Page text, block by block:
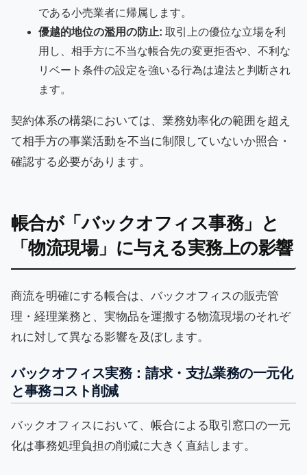
である小売業者に帰属します。
優越的地位の濫用の防止: 取引上の優位な立場を利
用し、相手方に不当な帳合先の変更拒否や、不利な
リベート条件の設定を強いる行為は違法と判断され
ます。
契約体系の構築においては、業務効率化の範囲を超え
て相手方の事業活動を不当に制限していないか照合・
確認する必要があります。
帳合が「バックオフィス事務」と
「物流現場」に与える実務上の影響
商流を明確にする帳合は、バックオフィスの販売管
理・経理業務と、実物品を運搬する物流現場のそれぞ
れに対して異なる影響を及ぼします。
バックオフィス実務：請求・支払業務の一元化
と事務コスト削減
バックオフィスにおいて、帳合による取引窓口の一元
化は事務処理負担の削減に大きく直結します。